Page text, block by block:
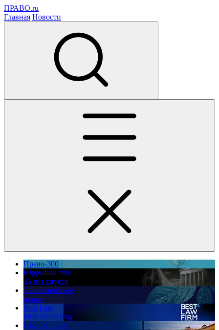
ПРАВО.ru
Главная Новости
Право-300
Юррынок РФ:
35 лет спустя
Экологическое
право
Best Law
Firm Marketing
ПМЮФ 2026